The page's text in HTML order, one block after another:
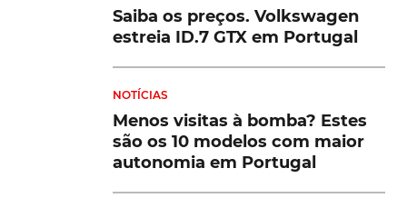
Saiba os preços. Volkswagen
estreia ID.7 GTX em Portugal
NOTÍCIAS
Menos visitas à bomba? Estes
são os 10 modelos com maior
autonomia em Portugal